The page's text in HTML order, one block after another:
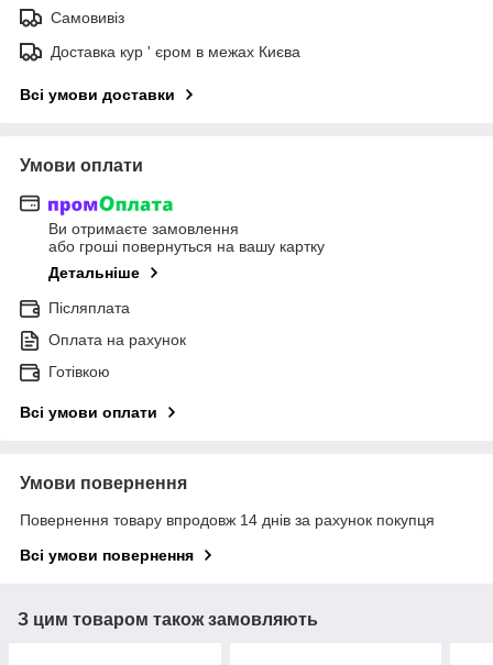
Самовивіз
Доставка кур ' єром в межах Києва
Всі умови доставки
Умови оплати
Ви отримаєте замовлення
або гроші повернуться на вашу картку
Детальніше
Післяплата
Оплата на рахунок
Готівкою
Всі умови оплати
Умови повернення
Повернення товару впродовж 14 днів за рахунок покупця
Всі умови повернення
З цим товаром також замовляють